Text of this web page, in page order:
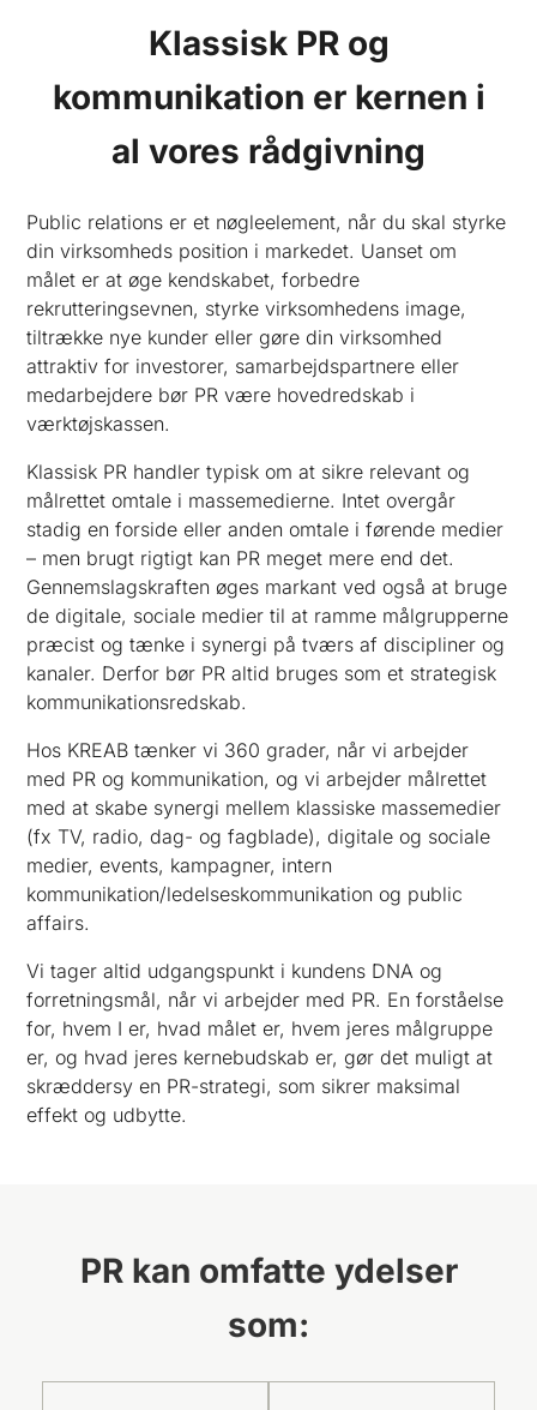
Klassisk PR og
kommunikation er kernen i
al vores rådgivning
Public relations er et nøgleelement, når du skal styrke
din virksomheds position i markedet. Uanset om
målet er at øge kendskabet, forbedre
rekrutteringsevnen, styrke virksomhedens image,
tiltrække nye kunder eller gøre din virksomhed
attraktiv for investorer, samarbejdspartnere eller
medarbejdere bør PR være hovedredskab i
værktøjskassen.
Klassisk PR handler typisk om at sikre relevant og
målrettet omtale i massemedierne. Intet overgår
stadig en forside eller anden omtale i førende medier
– men brugt rigtigt kan PR meget mere end det.
Gennemslagskraften øges markant ved også at bruge
de digitale, sociale medier til at ramme målgrupperne
præcist og tænke i synergi på tværs af discipliner og
kanaler. Derfor bør PR altid bruges som et strategisk
kommunikationsredskab.
Hos KREAB tænker vi 360 grader, når vi arbejder
med PR og kommunikation, og vi arbejder målrettet
med at skabe synergi mellem klassiske massemedier
(fx TV, radio, dag- og fagblade), digitale og sociale
medier, events, kampagner, intern
kommunikation/ledelseskommunikation og public
affairs.
Vi tager altid udgangspunkt i kundens DNA og
forretningsmål, når vi arbejder med PR. En forståelse
for, hvem I er, hvad målet er, hvem jeres målgruppe
er, og hvad jeres kernebudskab er, gør det muligt at
skræddersy en PR-strategi, som sikrer maksimal
effekt og udbytte.
PR kan omfatte ydelser
som: